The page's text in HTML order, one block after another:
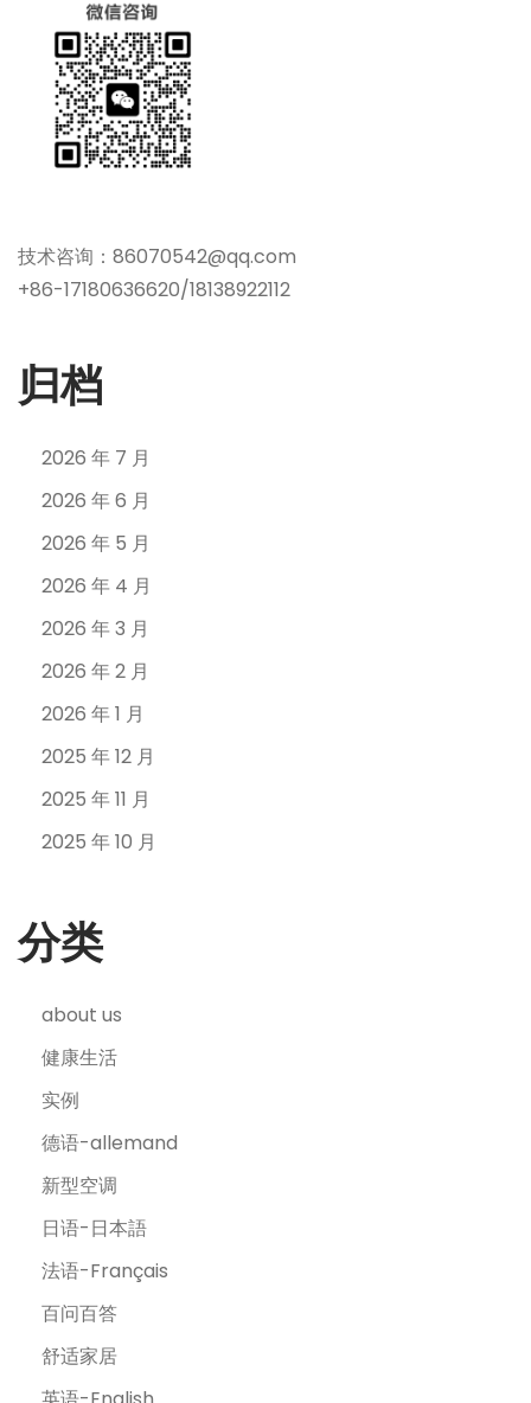
技术咨询：86070542@qq.com
+86-17180636620/18138922112
归档
2026 年 7 月
2026 年 6 月
2026 年 5 月
2026 年 4 月
2026 年 3 月
2026 年 2 月
2026 年 1 月
2025 年 12 月
2025 年 11 月
2025 年 10 月
分类
about us
健康生活
实例
德语-allemand
新型空调
日语-日本語
法语-Français
百问百答
舒适家居